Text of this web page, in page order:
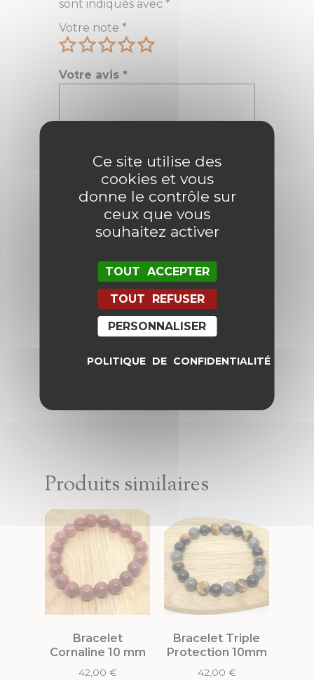
sont indiqués avec *
Votre note *
Votre avis *
*
Enregistrer mon nom, mon e-mail
et mon site dans le navigateur
pour mon prochain commentaire.
Produits similaires
Bracelet
Cornaline 10 mm
42,00 €
Bracelet Triple
Protection 10mm
42,00 €
Ce site utilise des
cookies et vous
donne le contrôle sur
ceux que vous
souhaitez activer
TOUT ACCEPTER
TOUT REFUSER
PERSONNALISER
POLITIQUE DE CONFIDENTIALITÉ